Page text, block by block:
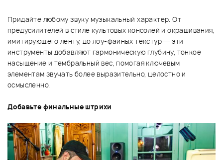
Придайте любому звуку музыкальный характер. От
предусилителей в стиле культовых консолей и окрашивания,
имитирующего ленту, до лоу-файных текстур — эти
инструменты добавляют гармоническую глубину, тонкое
насыщение и тембральный вес, помогая ключевым
элементам звучать более выразительно, целостно и
осмысленно.
Добавьте финальные штрихи